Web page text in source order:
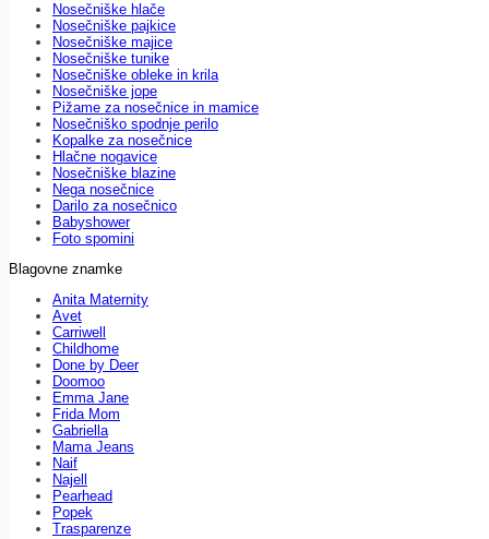
Nosečniške hlače
Nosečniške pajkice
Nosečniške majice
Nosečniške tunike
Nosečniške obleke in krila
Nosečniške jope
Pižame za nosečnice in mamice
Nosečniško spodnje perilo
Kopalke za nosečnice
Hlačne nogavice
Nosečniške blazine
Nega nosečnice
Darilo za nosečnico
Babyshower
Foto spomini
Blagovne znamke
Anita Maternity
Avet
Carriwell
Childhome
Done by Deer
Doomoo
Emma Jane
Frida Mom
Gabriella
Mama Jeans
Naif
Najell
Pearhead
Popek
Trasparenze